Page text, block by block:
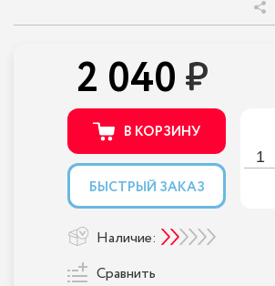
2 040
В КОРЗИНУ
БЫСТРЫЙ ЗАКАЗ
Наличие:
Сравнить